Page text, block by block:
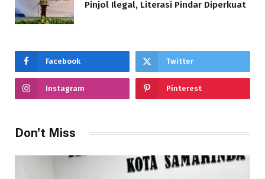
Pinjol Ilegal, Literasi Pindar Diperkuat
Facebook Twitter
Instagram Pinterest
Don't Miss